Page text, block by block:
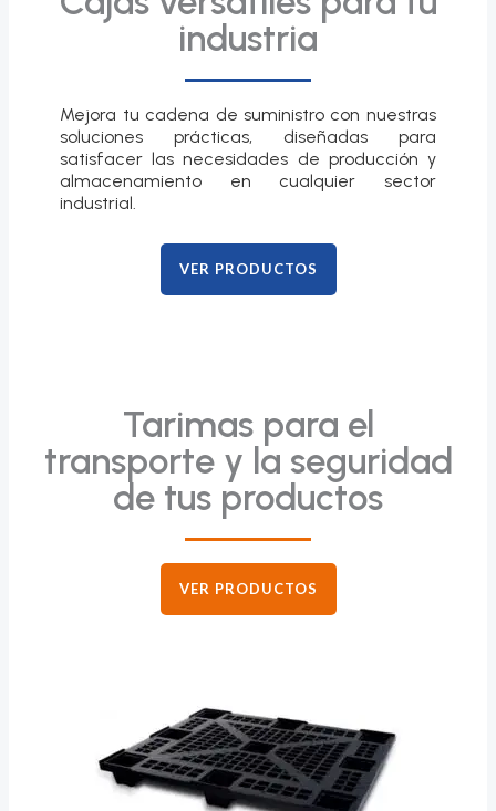
industria
Mejora tu cadena de suministro con nuestras
soluciones prácticas, diseñadas para
satisfacer las necesidades de producción y
almacenamiento en cualquier sector
industrial.
VER PRODUCTOS
Tarimas para el
transporte y la seguridad
de tus productos
VER PRODUCTOS